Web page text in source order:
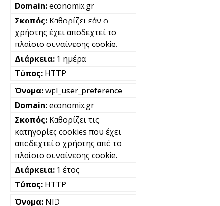
economix.gr
Καθορίζει εάν ο
χρήστης έχει αποδεχτεί το
πλαίσιο συναίνεσης cookie.
1 ημέρα
HTTP
wpl_user_preference
economix.gr
Καθορίζει τις
κατηγορίες cookies που έχει
αποδεχτεί ο χρήστης από το
πλαίσιο συναίνεσης cookie.
1 έτος
HTTP
NID